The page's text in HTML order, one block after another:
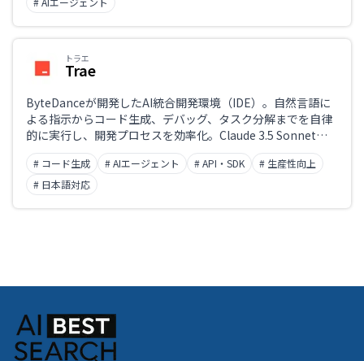
トラエ
Trae
ByteDanceが開発したAI統合開発環境（IDE）。自然言語に
よる指示からコード生成、デバッグ、タスク分解までを自律
的に実行し、開発プロセスを効率化。Claude 3.5 Sonnetや
GPT-4oを搭載し、マルチモーダル入力やプロジェクト全体
の文脈理解にも対応。Builderモードやチャット機能を備え、
リアルタイムでの支援を提供。現在は無料で利用可能で、VS
Codeベースの環境にシームレスに統合される。
# コード生成 # AIエージェント # API・SDK
# 生産性向上
# 日本語対応